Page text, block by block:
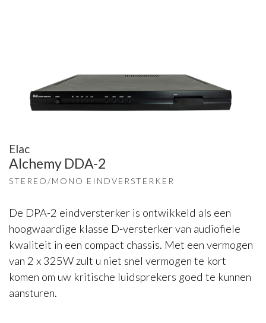
Elac
Alchemy DDA-2
STEREO/MONO EINDVERSTERKER
De DPA-2 eindversterker is ontwikkeld als een
hoogwaardige klasse D-versterker van audiofiele
kwaliteit in een compact chassis. Met een vermogen
van 2 x 325W zult u niet snel vermogen te kort
komen om uw kritische luidsprekers goed te kunnen
aansturen.